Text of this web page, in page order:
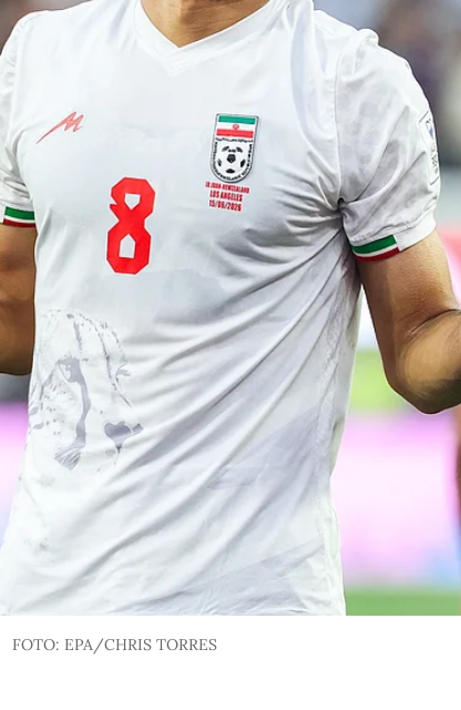
FOTO: EPA/CHRIS TORRES